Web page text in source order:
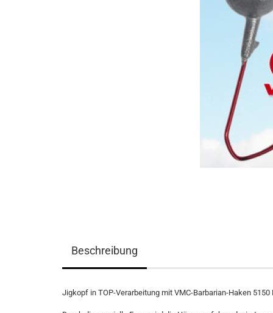
Beschreibung
Jigkopf in TOP-Verarbeitung mit VMC-Barbarian-Haken 5150